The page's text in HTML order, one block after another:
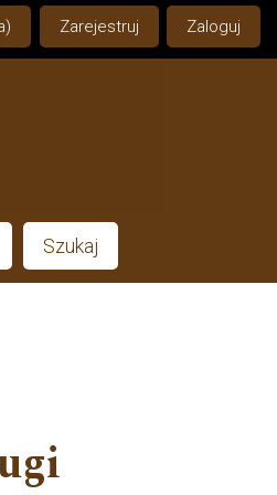
Zarejestruj Zaloguj
Szukaj